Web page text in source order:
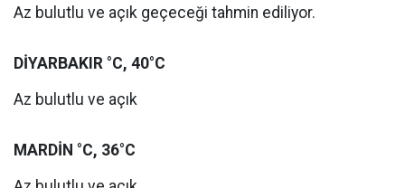
Az bulutlu ve açık geçeceği tahmin ediliyor.
DİYARBAKIR °C, 40°C
Az bulutlu ve açık
MARDİN °C, 36°C